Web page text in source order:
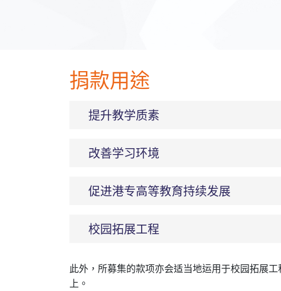
捐款用途
提升教学质素
改善学习环境
促进港专高等教育持续发展
校园拓展工程
此外，所募集的款项亦会适当地运用于校园拓展
上。